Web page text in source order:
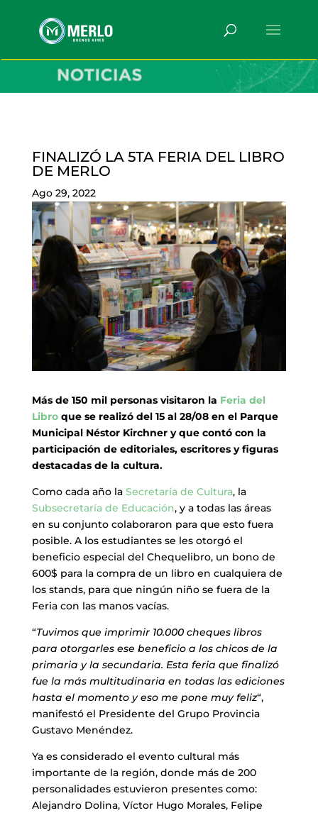
FINALIZÓ LA 5TA FERIA DEL LIBRO
DE MERLO
Ago 29, 2022
Más de 150 mil personas visitaron la Feria del
Libroque se realizó del 15 al 28/08 en el Parque
Municipal Néstor Kirchner y que contó con la
participación de editoriales, escritores y figuras
destacadas de la cultura.
Como cada año la Secretaría de Cultura, la
Subsecretaría de Educación, y a todas las áreas
en su conjunto colaboraron para que esto fuera
posible. A los estudiantes se les otorgó el
beneficio especial del Chequelibro, un bono de
600$ para la compra de un libro en cualquiera de
los stands, para que ningún niño se fuera de la
Feria con las manos vacías.
“Tuvimos que imprimir 10.000 cheques libros
para otorgarles ese beneficio a los chicos de la
primaria y la secundaria. Esta feria que finalizó
fue la más multitudinaria en todas las ediciones
hasta el momento y eso me pone muy feliz“,
manifestó el Presidente del Grupo Provincia
Gustavo Menéndez.
Ya es considerado el evento cultural más
importante de la región, donde más de 200
personalidades estuvieron presentes como:
Alejandro Dolina, Víctor Hugo Morales, Felipe